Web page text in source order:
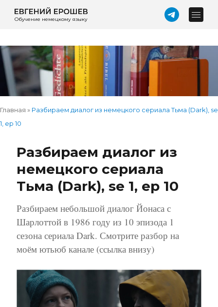
Обучение немецкому языку
Главная » Разбираем диалог из немецкого сериала Тьма (Dark), se
1, ep 10
Разбираем диалог из
немецкого сериала
Тьма (Dark), se 1, ep 10
Разбираем небольшой диалог Йонаса с
Шарлоттой в 1986 году из 10 эпизода 1
сезона сериала Dark. Смотрите разбор на
моём ютьюб канале (ссылка внизу)